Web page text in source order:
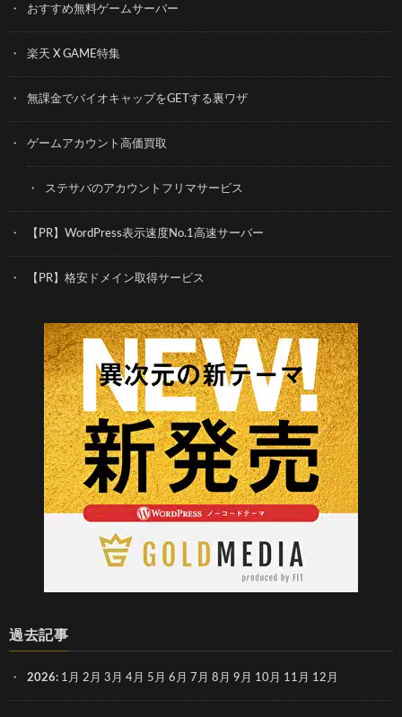
おすすめ無料ゲームサーバー
楽天 X GAME特集
無課金でバイオキャップをGETする裏ワザ
ゲームアカウント高価買取
ステサバのアカウントフリマサービス
【PR】WordPress表示速度No.1高速サーバー
【PR】格安ドメイン取得サービス
過去記事
2026: 1月 2月 3月 4月 5月 6月 7月 8月 9月 10月 11月 12月